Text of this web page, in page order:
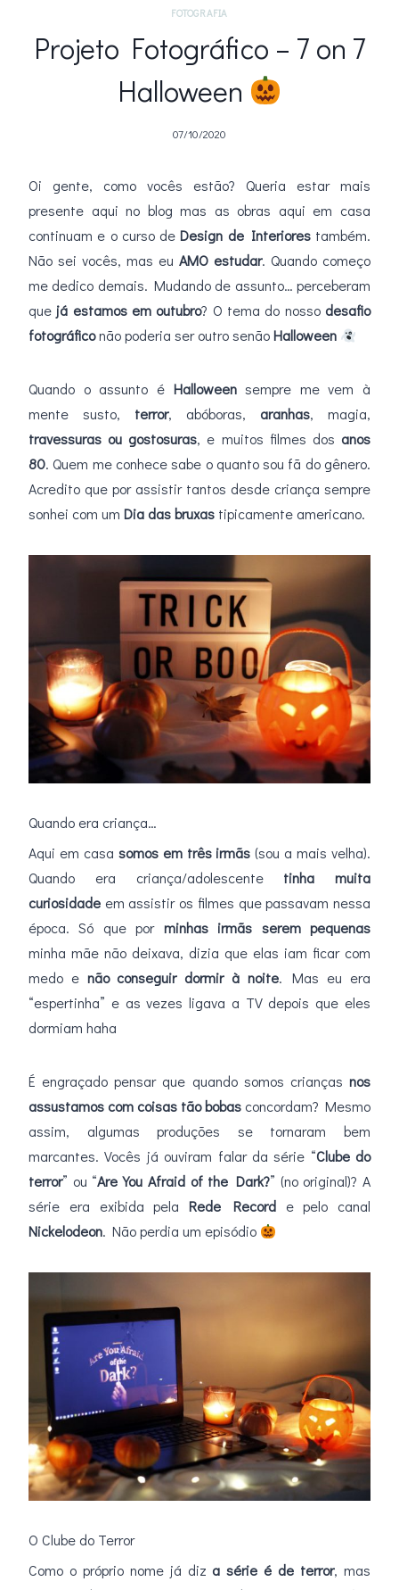
FOTOGRAFIA
Projeto Fotográfico – 7 on 7
Halloween
07/10/2020
Oi gente, como vocês estão? Queria estar mais
presente aqui no blog mas as obras aqui em casa
continuam e o curso deDesign de Interiorestambém.
Não sei vocês, mas eu AMO estudar. Quando começo
me dedico demais. Mudando de assunto… perceberam
que já estamos em outubro? O tema do nosso desafio
fotográficonão poderia ser outro senãoHalloween
Quando o assunto é Halloweensempre me vem à
mente susto, terror, abóboras, aranhas, magia,
travessuras ou gostosuras, e muitos filmes dos anos
80. Quem me conhece sabe o quanto sou fã do gênero.
Acredito que por assistir tantos desde criança sempre
sonhei com um Dia das bruxas tipicamente americano.
Quando era criança…
Aqui em casa somos em três irmãs (sou a mais velha).
Quando era criança/adolescente tinha muita
curiosidade em assistir os filmes que passavam nessa
época. Só que por minhas irmãs serem pequenas
minha mãe não deixava, dizia que elas iam ficar com
medo e não conseguir dormir à noite. Mas eu era
“espertinha” e as vezes ligava a TV depois que eles
dormiam haha
É engraçado pensar que quando somos crianças nos
assustamos com coisas tão bobas concordam? Mesmo
assim, algumas produções se tornaram bem
marcantes. Vocês já ouviram falar da série “Clube do
terror” ou “Are You Afraid of the Dark?” (no original)? A
série era exibida pela Rede Recorde pelo canal
Nickelodeon. Não perdia um episódio
O Clube do Terror
Como o próprio nome já diz a série é de terror, mas